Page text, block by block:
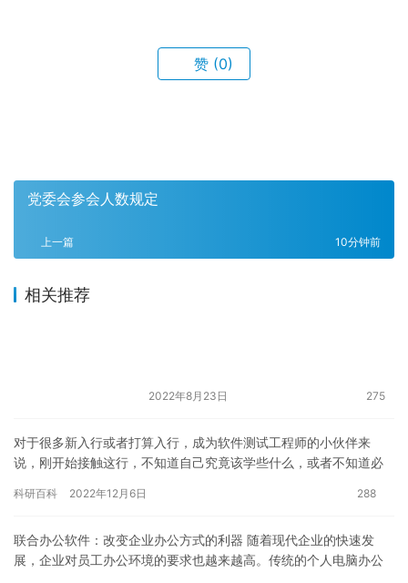
赞 (0)
党委会参会人数规定
上一篇 10分钟前
相关推荐
2022年8月23日 275
对于很多新入行或者打算入行，成为软件测试工程师的小伙伴来
说，刚开始接触这行，不知道自己究竟该学些什么，或者不知道必
点，如果…
科研百科 2022年12月6日 288
联合办公软件：改变企业办公方式的利器 随着现代企业的快速发
展，企业对员工办公环境的要求也越来越高。传统的个人电脑办公